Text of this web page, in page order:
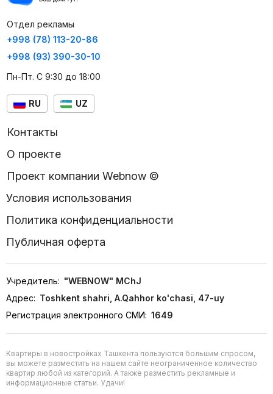
Отдел рекламы
+998 (78) 113-20-86
+998 (93) 390-30-10
Пн-Пт. С 9:30 до 18:00
RU UZ
Контакты
О проекте
Проект компании Webnow ©
Условия использования
Политика конфиденциальности
Публичная оферта
Учредитель: "WEBNOW" MChJ
Адрес: Toshkent shahri, A.Qahhor ko'chasi, 47-uy
Регистрация электронного СМИ: 1649
Квартиры в новостройках Ташкента пользуются большим спросом,
вы можете разместить на нашем сайте неограниченное количество
квартир любой из категорий. А также разместить рекламные и
информационные статьи. Удачи!